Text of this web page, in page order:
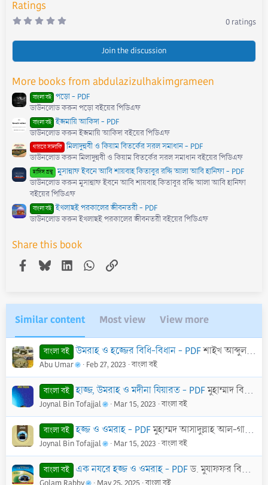
Ratings
0
0
(
)
0 ratings
Join the discussion
More books from abdulazizulhakimgrameen
বাংলা বই পড়ো - PDF
ডাউনলোড করুন পড়ো বইয়ের পিডিএফ
বাংলা বই ইজমায়ি আকিদা - PDF
ডাউনলোড করুন ইজমায়ি আকিদা বইয়ের পিডিএফ
গায়রে সালাফি মিলাদুন্নবী ও কিয়াম বিতর্কের সরল সমাধান - PDF
ডাউনলোড করুন মিলাদুন্নবী ও কিয়াম বিতর্কের সরল সমাধান বইয়ের পিডিএফ
হাদিস গ্রন্থ মুসান্নাফ ইবনে আবি শায়বাহ কিতাবুর রদ্দি আলা আবি হানিফা - PDF
ডাউনলোড করুন মুসান্নাফ ইবনে আবি শায়বাহ কিতাবুর রদ্দি আলা আবি হানিফা
বইয়ের পিডিএফ
বাংলা বই ইখলাছই পরকালের জীবনতরী - PDF
ডাউনলোড করুন ইখলাছই পরকালের জীবনতরী বইয়ের পিডিএফ
Share this book
Facebook
BlueskyLinkedInWhatsApp
Link
Similar content Most view View more
বাংলা বই উমরাহ ও হজ্জের বিধি-বিধান - PDFশাইখ আব্দুল হামীদ আল-ফাইযী আল-মাদানী।
Abu Umar Feb 27, 2023 বাংলা বই
বাংলা বই হাজ্জ, উমরাহ ও মদীনা যিয়ারত - PDFমুহাম্মাদ বিন সালেহ আল উসাইমীন
Joynal Bin Tofajjal Mar 15, 2023 বাংলা বই
বাংলা বই হজ্জ ও ওমরাহ - PDFমুহাম্মদ আসাদুল্লাহ আল-গালিব
Joynal Bin Tofajjal Mar 15, 2023 বাংলা বই
বাংলা বই এক নযরে হজ্জ ও ওমরাহ - PDFড. মুযাফফর বিন মুহসিন